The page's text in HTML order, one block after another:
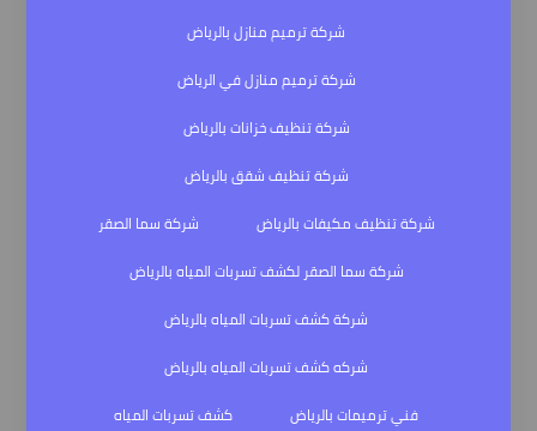
شركة ترميم منازل بالرياض
شركة ترميم منازل في الرياض
شركة تنظيف خزانات بالرياض
شركة تنظيف شقق بالرياض
شركة تنظيف مكيفات بالرياض
شركة سما الصقر
شركة سما الصقر لكشف تسربات المياه بالرياض
شركة كشف تسربات المياه بالرياض
شركه كشف تسربات المياه بالرياض
فني ترميمات بالرياض
كشف تسربات المياه